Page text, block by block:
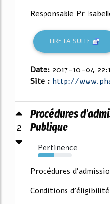
Responsable Pr
LIRE LA SUITE
Date: 2017-10-04
Site : http://
2
Procédures
Publique
Pertinence
47%
Procédures
Conditions d'éligibilité